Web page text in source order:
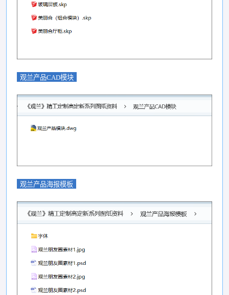
观兰产品CAD模块
观兰产品海报模板